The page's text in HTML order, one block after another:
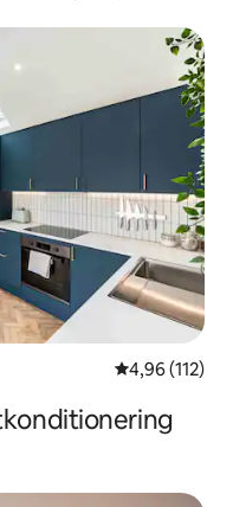
4,96 av 5 i
4,96 (112)